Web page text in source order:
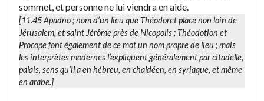
sommet, et personne ne lui viendra en aide.
[11.45Apadno; nom d’un lieu que Théodoret place non loin de
Jérusalem, et saint Jérôme près de Nicopolis ; Théodotion et
Procope font également de ce mot un nom propre de lieu ; mais
les interprètes modernes l’expliquent généralement parcitadelle,
palais, sens qu’il a en hébreu, en chaldéen, en syriaque, et même
en arabe.]